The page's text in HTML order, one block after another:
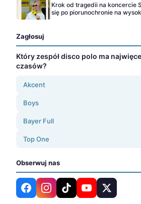
Krok od tragedii na koncercie
się po piorunochronie na
Zagłosuj
Który zespół disco polo ma
czasów?
Akcent
Boys
Bayer Full
Top One
Obserwuj nas